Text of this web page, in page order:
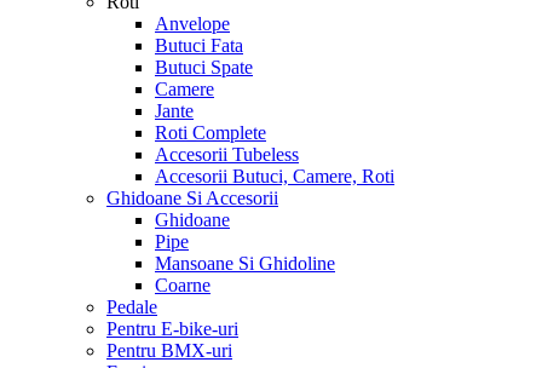
Anvelope
Butuci Fata
Butuci Spate
Camere
Jante
Roti Complete
Accesorii Tubeless
Accesorii Butuci, Camere, Roti
Ghidoane Si Accesorii
Ghidoane
Pipe
Mansoane Si Ghidoline
Coarne
Pedale
Pentru E-bike-uri
Pentru BMX-uri